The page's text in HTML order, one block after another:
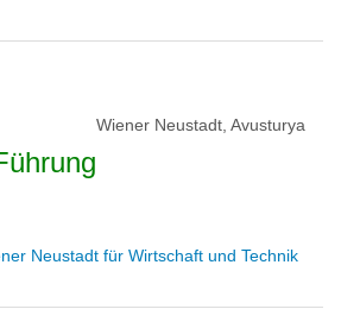
Wiener Neustadt, Avusturya
Neustadt für Wirtschaft und Technik